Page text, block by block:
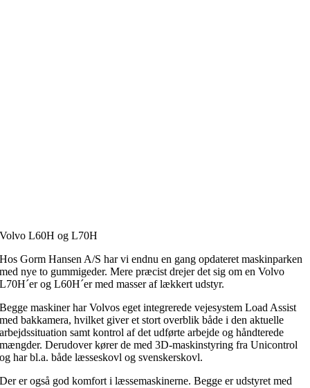
Volvo L60H og L70H
Hos Gorm Hansen A/S har vi endnu en gang opdateret maskinparken
med nye to gummigeder. Mere præcist drejer det sig om en Volvo
L70H´er og L60H´er med masser af lækkert udstyr.
Begge maskiner har Volvos eget integrerede vejesystem Load Assist
med bakkamera, hvilket giver et stort overblik både i den aktuelle
arbejdssituation samt kontrol af det udførte arbejde og håndterede
mængder. Derudover kører de med 3D-maskinstyring fra Unicontrol
og har bl.a. både læsseskovl og svenskerskovl.
Der er også god komfort i læssemaskinerne. Begge er udstyret med